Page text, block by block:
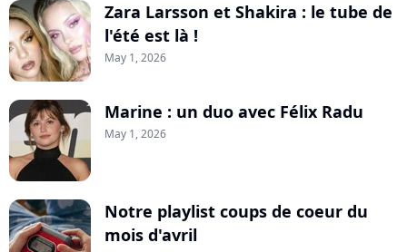
Zara Larsson et Shakira : le tube de
l'été est là !
May 1, 2026
Marine : un duo avec Félix Radu
May 1, 2026
Notre playlist coups de coeur du
mois d'avril